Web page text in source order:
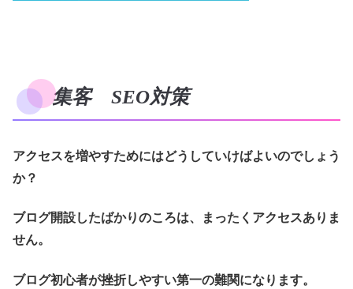
集客 SEO対策
アクセスを増やすためにはどうしていけばよいのでしょう
か？
ブログ開設したばかりのころは、まったくアクセスありま
せん。
ブログ初心者が挫折しやすい第一の難関になります。